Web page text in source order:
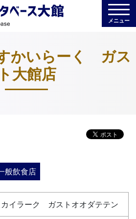
メニュー
かいらーく ガス
ト大館店
般飲食店
カイラーク ガストオオダテテン